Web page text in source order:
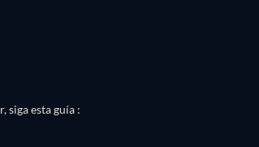
siga esta guía :